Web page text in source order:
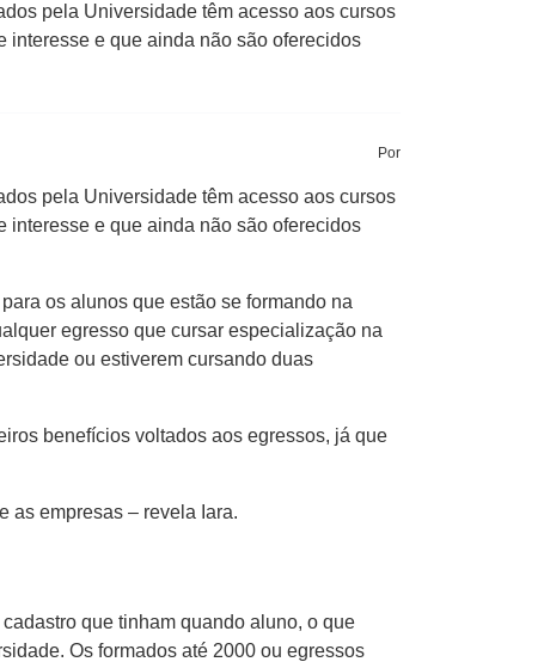
pela Universidade têm acesso aos cursos
interesse e que ainda não são oferecidos
Por
pela Universidade têm acesso aos cursos
interesse e que ainda não são oferecidos
os alunos que estão se formando na
egresso que cursar especialização na
ou estiverem cursando duas
benefícios voltados aos egressos, já que
as empresas – revela Iara.
que tinham quando aluno, o que
Os formados até 2000 ou egressos